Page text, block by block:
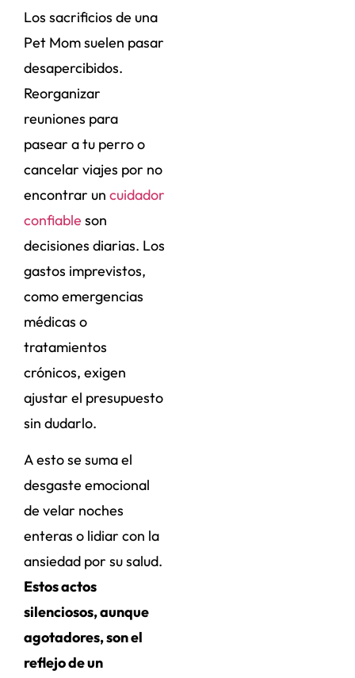
Los sacrificios de una
Pet Mom suelen pasar
desapercibidos.
Reorganizar
reuniones para
pasear a tu perro o
cancelar viajes por no
encontrar un cuidador
confiable son
decisiones diarias. Los
gastos imprevistos,
como emergencias
médicas o
tratamientos
crónicos, exigen
ajustar el presupuesto
sin dudarlo.
A esto se suma el
desgaste emocional
de velar noches
enteras o lidiar con la
ansiedad por su salud.
Estos actos
silenciosos, aunque
agotadores, son el
reflejo de un